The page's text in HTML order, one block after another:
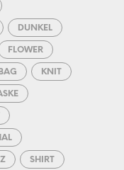
DUNKEL
FLOWER
KNIT
SHIRT